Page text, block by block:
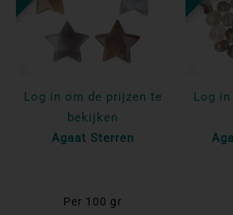
Log in om de prijzen te
bekijken
Agaat Sterren
Per 100 gr
Log